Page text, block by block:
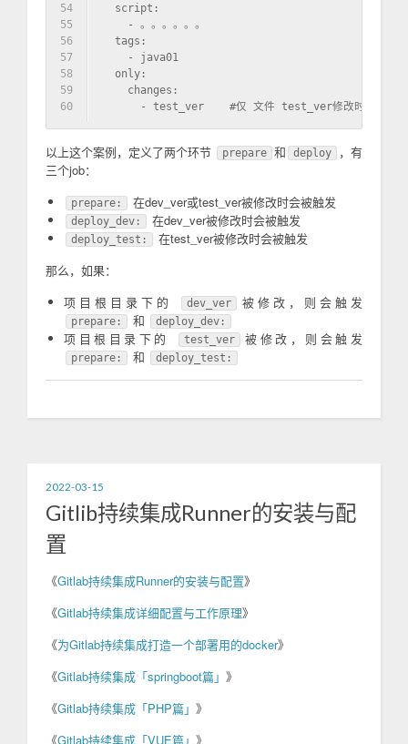
54
55
56
57
58
59
60
  script:
    - 。。。。。。
  tags:
    - java01
  only:
    changes:
      - test_ver    #仅 文件 test_ver修改时候触发
以上这个案例，定义了两个环节 prepare 和 deploy
，有
三个job：
prepare: 在dev_ver或test_ver被修改时会被触发
deploy_dev: 在dev_ver被修改时会被触发
deploy_test:
在test_ver被修改时会被触发
那么，如果：
项目根目录下的
dev_ver 被修改，则会触发
prepare: 和 deploy_dev:
项目根目录下的 test_ver 被修改，则会触发
prepare: 和 deploy_test:
2022-03-15
Gitlib持续集成Runner的安装与配
置
《Gitlab持续集成Runner的安装与配置》
《Gitlab持续集成详细配置与工作原理》
《为Gitlab持续集成打造一个部署用的docker》
《Gitlab持续集成「springboot篇」 》
《Gitlab持续集成「PHP篇」 》
《Gitlab持续集成「VUE篇」 》